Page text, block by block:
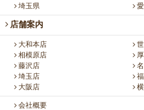
埼玉県
愛
店舗案内
大和本店
世
相模原店
厚
藤沢店
名
埼玉店
福
大阪店
横
会社概要